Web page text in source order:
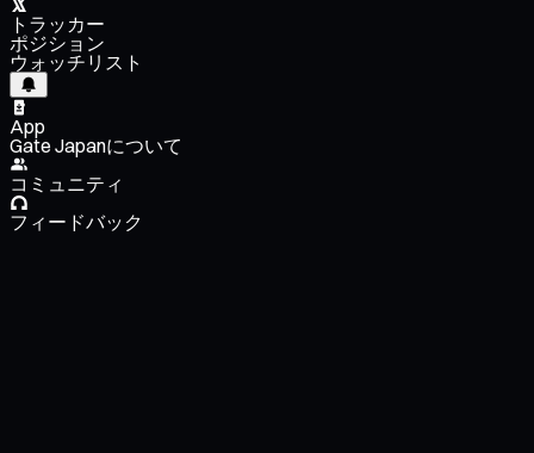
トラッカー
ポジション
ウォッチリスト
App
Gate Japanについて
コミュニティ
フィードバック